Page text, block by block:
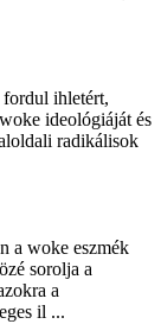
fordul ihletért,
woke ideológiáját és
radikálisok
a woke eszmék
sorolja a
a
il ...